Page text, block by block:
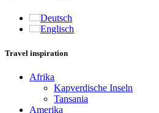
Deutsch
Englisch
Travel inspiration
Afrika
Kapverdische Inseln
Tansania
Amerika